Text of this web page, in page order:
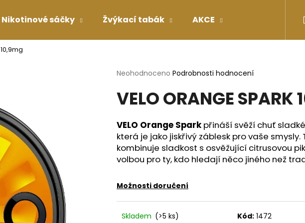
Nikotinové sáčky Žvýkací tabák AKCE Doplňky
10,9mg
Průměrné
produktu
je
z
5
hvězdiček.
Neohodnoceno Podrobnosti hodnocení
VELO ORANGE SPARK
VELO Orange Spark přináší svěží chuť
která je jako jiskřivý záblesk pro vaše
kombinuje sladkost s osvěžující citrusovou
volbou pro ty, kdo hledají něco jiného než
Možnosti doručení
Skladem (>5 ks) Kód: 1472
Co potřebujete najít?
HLEDAT
Doporučujeme